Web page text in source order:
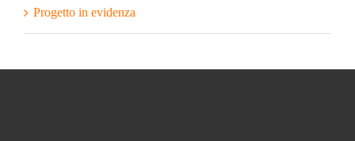
Progetto in evidenza